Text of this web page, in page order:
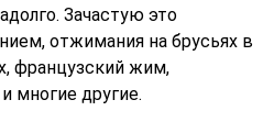
Зачастую это
отжимания на брусьях в
французский жим,
многие другие.